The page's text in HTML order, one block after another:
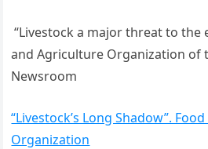
“Livestock a major threat to the
and Agriculture Organization of
Newsroom
“Livestock’s Long Shadow”.
Organization